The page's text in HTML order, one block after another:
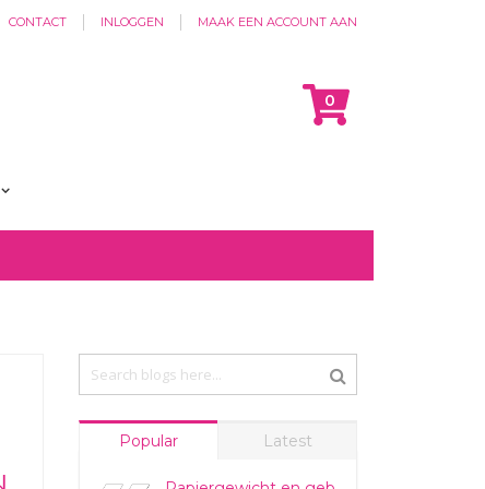
CONTACT INLOGGEN MAAK EEN ACCOUNT AAN
0 items
Popular Latest